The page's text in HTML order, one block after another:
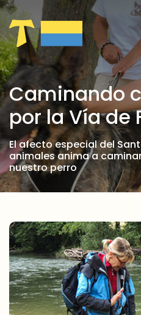
Saltar al contenido principal
Caminando
por la Vía de
El afecto especial del
animales anima a
nuestro perro